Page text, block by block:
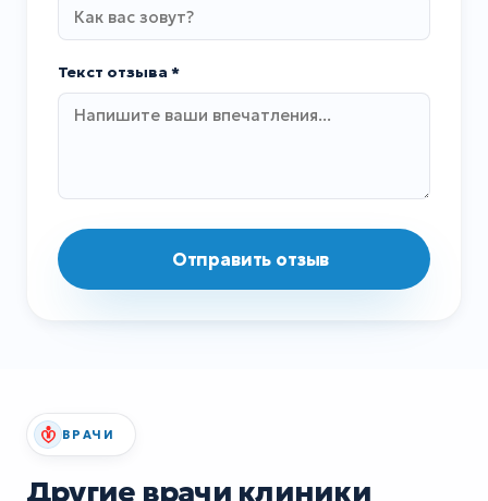
Текст отзыва *
Отправить отзыв
ВРАЧИ
Другие врачи клиники